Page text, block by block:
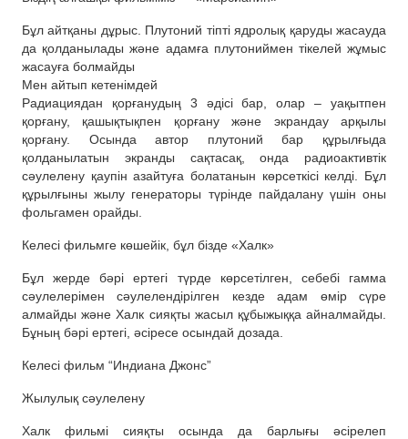
Бұл айтқаны дұрыс. Плутоний тіпті ядролық қаруды жасауда
да қолданылады және адамға плутониймен тікелей жұмыс
жасауға болмайды
Мен айтып кетенімдей
Радиациядан қорғанудың 3 әдісі бар, олар – уақытпен
қорғану, қашықтықпен қорғану және экрандау арқылы
қорғану. Осында автор плутоний бар құрылғыда
қолданылатын экранды сақтасақ, онда радиоактивтік
сәулелену қаупін азайтуға болатанын көрсеткісі келді. Бұл
құрылғыны жылу генераторы түрінде пайдалану үшін оны
фольгамен орайды.
Келесі фильмге көшейік, бұл бізде «Халк»
Бұл жерде бәрі ертегі түрде көрсетілген, себебі гамма
сәулелерімен сәулелендірілген кезде адам өмір сүре
алмайды және Халк сияқты жасыл құбыжыққа айналмайды.
Бұның бәрі ертегі, әсіресе осындай дозада.
Келесі фильм “Индиана Джонс”
Жылулық сәулелену
Халк фильмі сияқты осында да барлығы әсірелеп